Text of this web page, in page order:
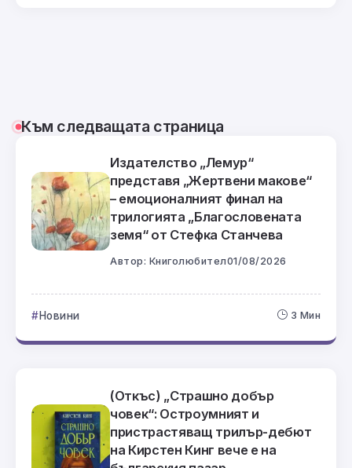
Към следващата страница
Издателство „Лемур“
представя „Жертвени макове“
– емоционалният финал на
трилогията „Благословената
земя“ от Стефка Станчева
Автор: Книголюбител01/08/2026
Новини 3 Мин
(Откъс) „Страшно добър
човек“: Остроумният и
пристрастяващ трилър-дебют
на Кирстен Кинг вече е на